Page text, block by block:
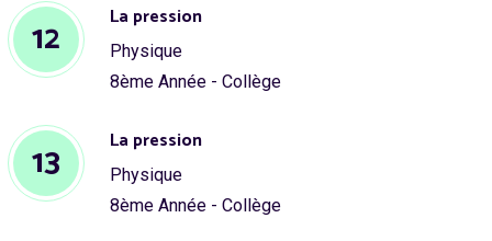
12 La pression
Physique
8ème Année - Collège
13 La pression
Physique
8ème Année - Collège